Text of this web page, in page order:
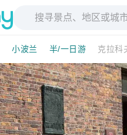
小波兰 半/一日游 克拉科